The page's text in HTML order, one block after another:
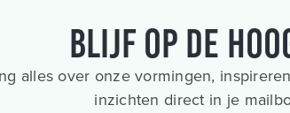
Blijf op de
alles over onze vormingen,
inzichten direct in je